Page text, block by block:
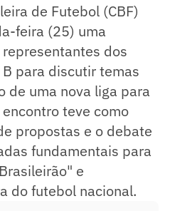
de Futebol (CBF)
feira (25) uma
dos
para discutir temas
de uma nova liga para
teve como
propostas e o debate
fundamentais para
e
do futebol nacional.